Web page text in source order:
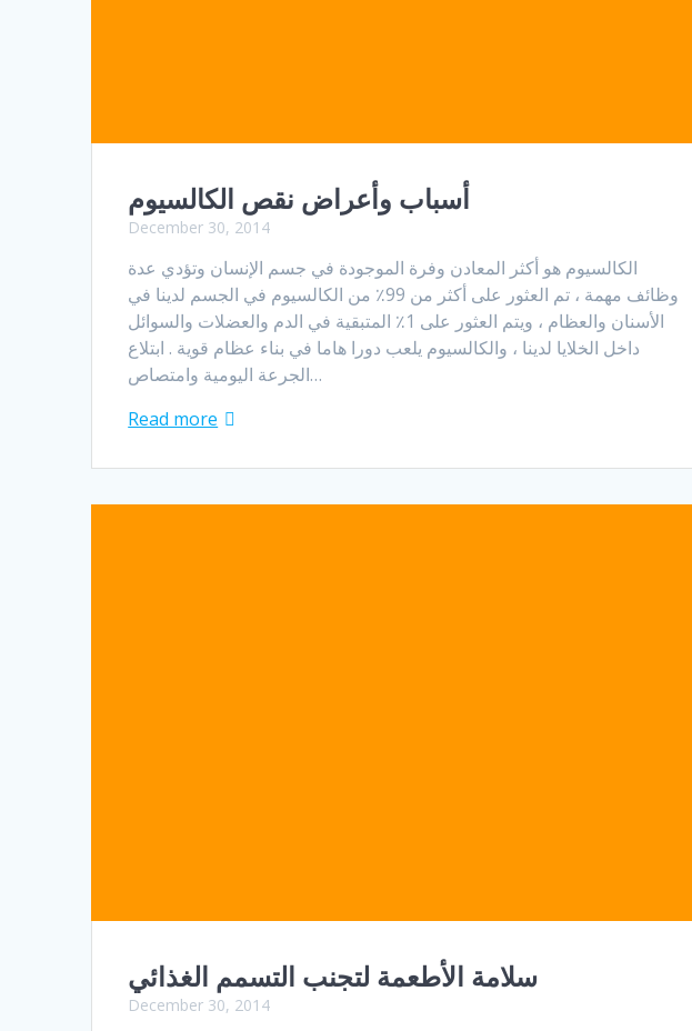
أسباب وأعراض نقص الكالسيوم
December 30, 2014
الكالسيوم هو أكثر المعادن وفرة الموجودة في جسم الإنسان وتؤدي عدة
وظائف مهمة ، تم العثور على أكثر من 99٪ من الكالسيوم في الجسم لدينا في
الأسنان والعظام ، ويتم العثور على 1٪ المتبقية في الدم والعضلات والسوائل
داخل الخلايا لدينا ، والكالسيوم يلعب دورا هاما في بناء عظام قوية . ابتلاع
الجرعة اليومية وامتصاص…
Read more
سلامة الأطعمة لتجنب التسمم الغذائي
December 30, 2014